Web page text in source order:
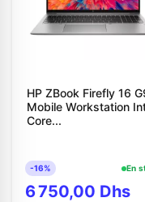
HP ZBook Firefly 16
Mobile Workstation
Core...
-16% En
6 750,00 Dhs